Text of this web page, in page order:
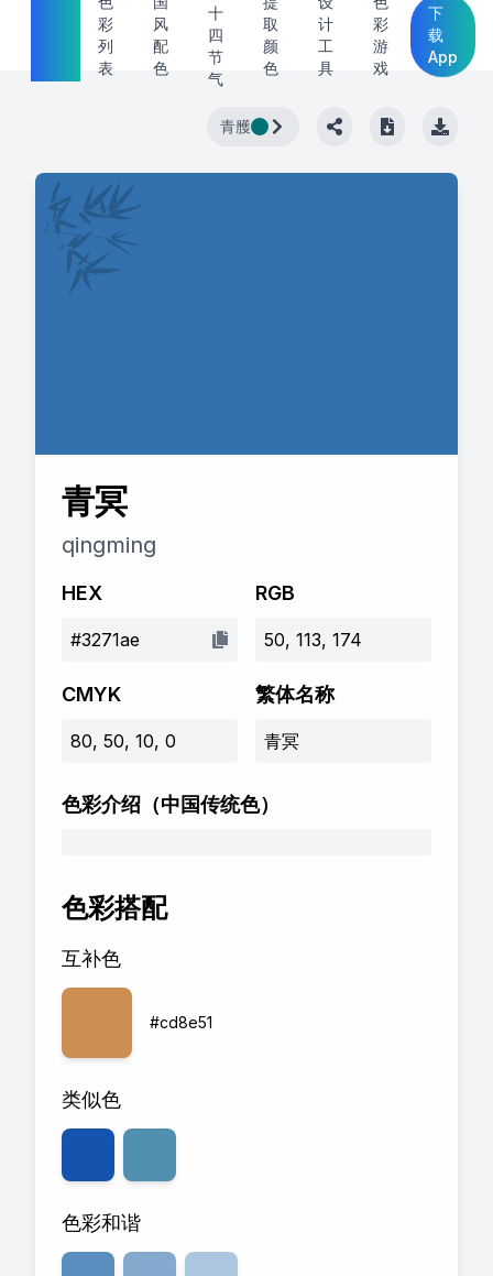
彩
列
表
风
配
色
十
四
节
气
取
颜
色
计
工
具
彩
游
戏
下
载
App
青雘
青冥
qingming
HEX
#3271ae
RGB
50, 113, 174
CMYK
80, 50, 10, 0
繁体名称
青冥
色彩介绍 （中国传统色）
色彩搭配
互补色
#cd8e51
类似色
色彩和谐
透明度 80
透明度 60
透明度